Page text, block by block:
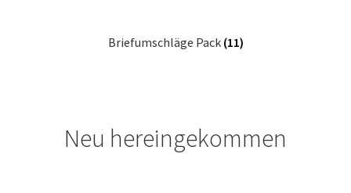
Briefumschläge Pack (11)
Neu hereingekommen